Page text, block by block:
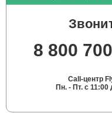
8 800
Call-центр
Пн. - Пт. с 11:00